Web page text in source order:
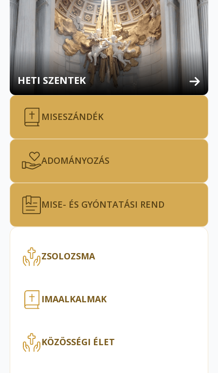
HETI SZENTEK
MISESZÁNDÉK
ADOMÁNYOZÁS
MISE- ÉS GYÓNTATÁSI REND
ZSOLOZSMA
IMAALKALMAK
KÖZÖSSÉGI ÉLET